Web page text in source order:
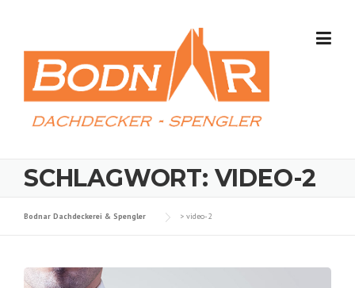
SCHLAGWORT: VIDEO-2
Bodnar Dachdeckerei & Spengler > video-2